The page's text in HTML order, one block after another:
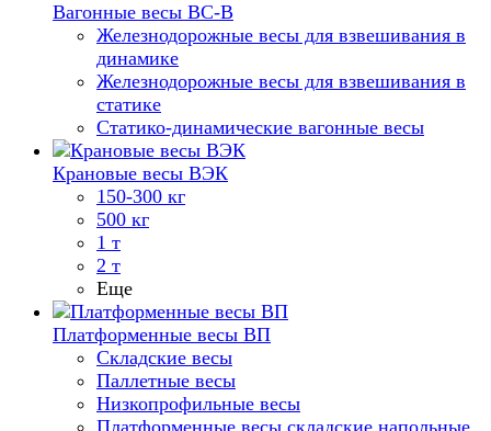
Вагонные весы ВС-В
Железнодорожные весы для взвешивания в
динамике
Железнодорожные весы для взвешивания в
статике
Статико-динамические вагонные весы
Крановые весы ВЭК
150-300 кг
500 кг
1 т
2 т
Еще
Платформенные весы ВП
Складские весы
Паллетные весы
Низкопрофильные весы
Платформенные весы складские напольные